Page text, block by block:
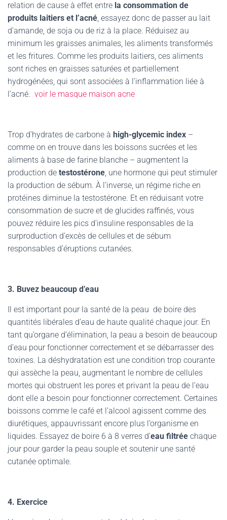
relation de cause à effet entre la consommation de
produits laitiers et l’acné, essayez donc de passer au lait
d’amande, de soja ou de riz à la place. Réduisez au
minimum les graisses animales, les aliments transformés
et les fritures. Comme les produits laitiers, ces aliments
sont riches en graisses saturées et partiellement
hydrogénées, qui sont associées à l’inflammation liée à
l’acné. voir le masque maison acne
Trop d’hydrates de carbone à high-glycemic index –
comme on en trouve dans les boissons sucrées et les
aliments à base de farine blanche – augmentent la
production de testostérone, une hormone qui peut stimuler
la production de sébum. À l’inverse, un régime riche en
protéines diminue la testostérone. Et en réduisant votre
consommation de sucre et de glucides raffinés, vous
pouvez réduire les pics d’insuline responsables de la
surproduction d’excès de cellules et de sébum
responsables d’éruptions cutanées.
3. Buvez beaucoup d’eau
Il est important pour la santé de la peau de boire des
quantités libérales d’eau de haute qualité chaque jour. En
tant qu’organe d’élimination, la peau a besoin de beaucoup
d’eau pour fonctionner correctement et se débarrasser des
toxines. La déshydratation est une condition trop courante
qui assèche la peau, augmentant le nombre de cellules
mortes qui obstruent les pores et privant la peau de l’eau
dont elle a besoin pour fonctionner correctement. Certaines
boissons comme le café et l’alcool agissent comme des
diurétiques, appauvrissant encore plus l’organisme en
liquides. Essayez de boire 6 à 8 verres d’eau filtrée chaque
jour pour garder la peau souple et soutenir une santé
cutanée optimale.
4. Exercice